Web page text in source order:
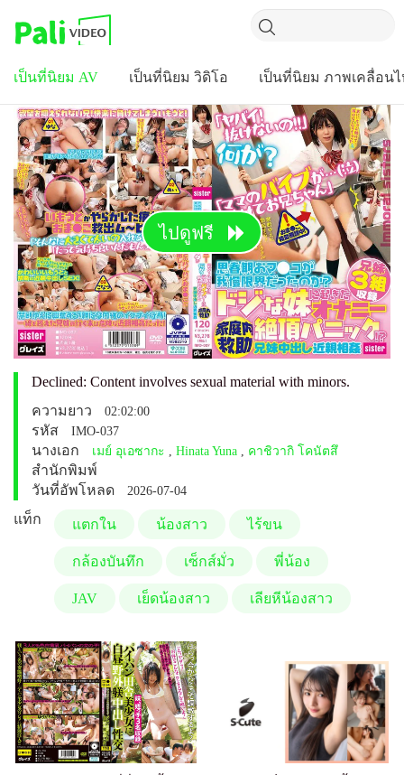
เป็นที่นิยม AV เป็นที่นิยม วิดิโอ เป็นที่นิยม ภาพเคลื่อน
ไปดูฟรี
Declined: Content involves sexual material with minors.
ความยาว
02:02:00
รหัส IMO-037
นางเอก เมย์ อุเอซากะ , Hinata Yuna , คาชิวากิ โคนัตสึ
สำนักพิมพ์
วันที่อัพโหลด
2026-07-04
แท็ก แตกใน น้องสาว ไร้ขน
กล้องบันทึก เซ็กส์มั่ว พี่น้อง
JAV เย็ดน้องสาว เลียหีน้องสาว